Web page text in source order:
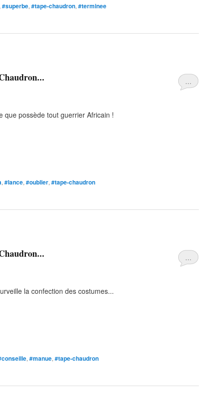
#superbe, #tape-chaudron, #terminee
…
que possède tout guerrier Africain !
, #lance, #oublier, #tape-chaudron
…
la confection des costumes...
, #manue, #tape-chaudron